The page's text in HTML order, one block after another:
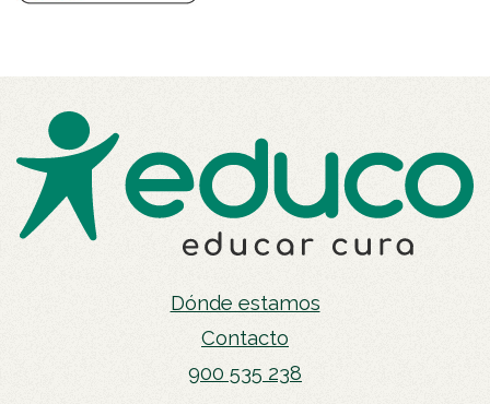
Dónde estamos
Contacto
900 535 238